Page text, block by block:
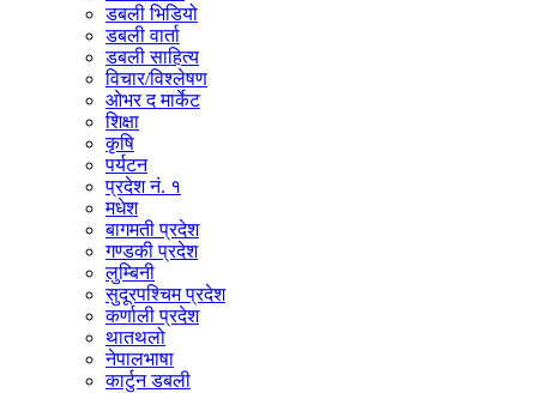
डबली भिडियो
डबली वार्ता
डबली साहित्य
विचार/विश्‍लेषण
ओभर द मार्केट
शिक्षा
कृषि
पर्यटन
प्रदेश नं. १
मधेश
बागमती प्रदेश
गण्डकी प्रदेश
लुम्बिनी
सुदूरपश्चिम प्रदेश
कर्णाली प्रदेश
थातथलो
नेपालभाषा
कार्टुन डबली